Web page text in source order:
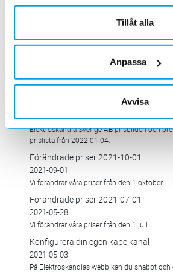
Tillåt alla
Anpassa
Avvisa
har Elektroskandia adresserat och tagit
Med anledning av stigande komponent- och
Med anledning av rådande omvärldsläge så
Elektroskandia Sverige AB prisbilden och
prislista från 2022-01-04.
Förändrade priser 2021-10-01
2021-09-01
Vi förändrar våra priser från den 1 oktober.
Förändrade priser 2021-07-01
2021-05-28
Vi förändrar våra priser från den 1 juli.
Konfigurera din egen kabelkanal
2021-05-03
På Elektroskandias webb kan du snabbt